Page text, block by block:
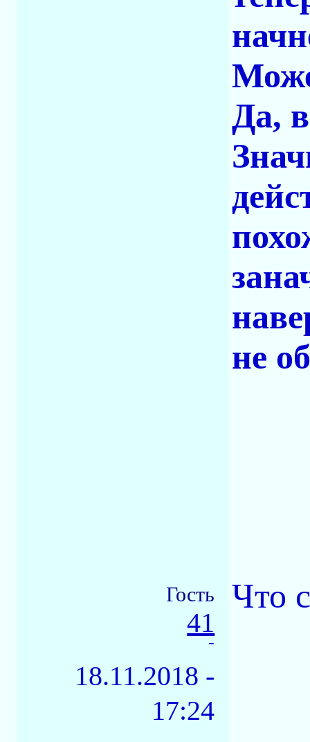
Да,
не
Гость
41
-
18.11.2018 -
17:24
Что